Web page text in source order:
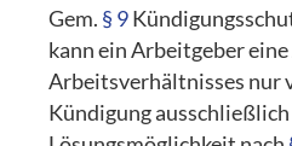
Gem. § 9
kann ein Arbeitgeber
Arbeitsverhältnisses nur
Kündigung